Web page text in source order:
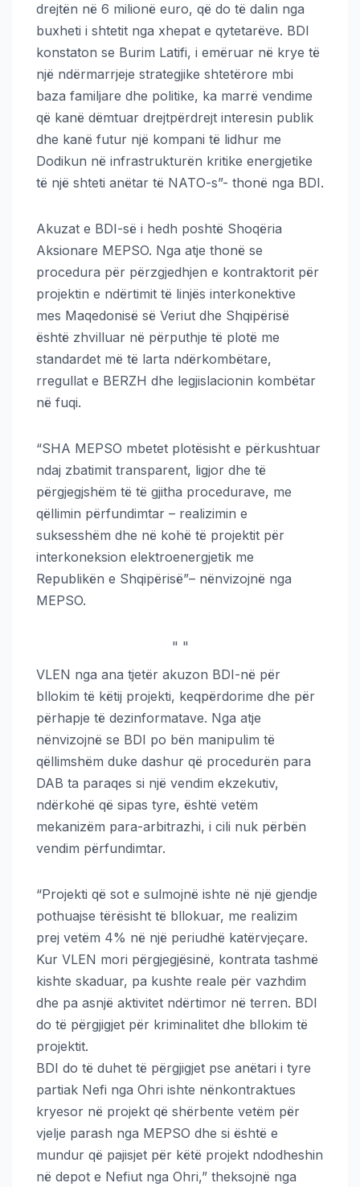
drejtën në 6 milionë euro, që do të dalin nga
buxheti i shtetit nga xhepat e qytetarëve. BDI
konstaton se Burim Latifi, i emëruar në krye të
një ndërmarrjeje strategjike shtetërore mbi
baza familjare dhe politike, ka marrë vendime
që kanë dëmtuar drejtpërdrejt interesin publik
dhe kanë futur një kompani të lidhur me
Dodikun në infrastrukturën kritike energjetike
të një shteti anëtar të NATO-s”- thonë nga BDI.
Akuzat e BDI-së i hedh poshtë Shoqëria
Aksionare MEPSO. Nga atje thonë se
procedura për përzgjedhjen e kontraktorit për
projektin e ndërtimit të linjës interkonektive
mes Maqedonisë së Veriut dhe Shqipërisë
është zhvilluar në përputhje të plotë me
standardet më të larta ndërkombëtare,
rregullat e BERZH dhe legjislacionin kombëtar
në fuqi.
“SHA MEPSO mbetet plotësisht e përkushtuar
ndaj zbatimit transparent, ligjor dhe të
përgjegjshëm të të gjitha procedurave, me
qëllimin përfundimtar – realizimin e
suksesshëm dhe në kohë të projektit për
interkoneksion elektroenergjetik me
Republikën e Shqipërisë”– nënvizojnë nga
MEPSO.
" "
VLEN nga ana tjetër akuzon BDI-në për
bllokim të këtij projekti, keqpërdorime dhe për
përhapje të dezinformatave. Nga atje
nënvizojnë se BDI po bën manipulim të
qëllimshëm duke dashur që procedurën para
DAB ta paraqes si një vendim ekzekutiv,
ndërkohë që sipas tyre, është vetëm
mekanizëm para-arbitrazhi, i cili nuk përbën
vendim përfundimtar.
“Projekti që sot e sulmojnë ishte në një gjendje
pothuajse tërësisht të bllokuar, me realizim
prej vetëm 4% në një periudhë katërvjeçare.
Kur VLEN mori përgjegjësinë, kontrata tashmë
kishte skaduar, pa kushte reale për vazhdim
dhe pa asnjë aktivitet ndërtimor në terren. BDI
do të përgjigjet për kriminalitet dhe bllokim të
projektit.
BDI do të duhet të përgjigjet pse anëtari i tyre
partiak Nefi nga Ohri ishte nënkontraktues
kryesor në projekt që shërbente vetëm për
vjelje parash nga MEPSO dhe si është e
mundur që pajisjet për këtë projekt ndodheshin
në depot e Nefiut nga Ohri,” theksojnë nga